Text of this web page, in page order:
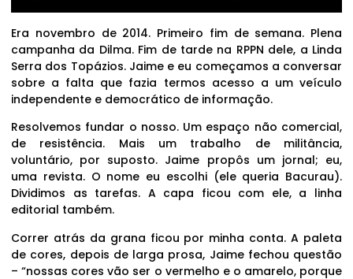
Era novembro de 2014. Primeiro fim de semana. Plena
campanha da Dilma. Fim de tarde na RPPN dele, a Linda
Serra dos Topázios. Jaime e eu começamos a conversar
sobre a falta que fazia termos acesso a um veículo
independente e democrático de informação.
Resolvemos fundar o nosso. Um espaço não comercial,
de resistência. Mais um trabalho de militância,
voluntário, por suposto. Jaime propôs um jornal; eu,
uma revista. O nome eu escolhi (ele queria Bacurau).
Dividimos as tarefas. A capa ficou com ele, a linha
editorial também.
Correr atrás da grana ficou por minha conta. A paleta
de cores, depois de larga prosa, Jaime fechou questão
– “nossas cores vão ser o vermelho e o amarelo, porque